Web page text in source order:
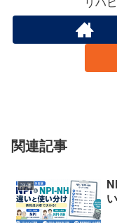
関連記事
評価